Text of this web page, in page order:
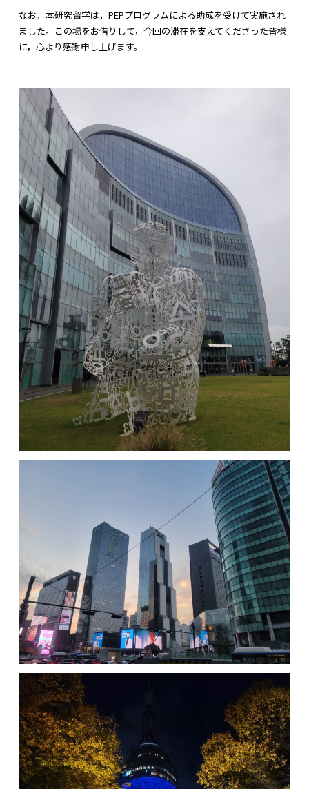
なお，本研究留学は，PEPプログラムによる助成を受けて実施され
ました。この場をお借りして，今回の滞在を支えてくださった皆様
に，心より感謝申し上げます。